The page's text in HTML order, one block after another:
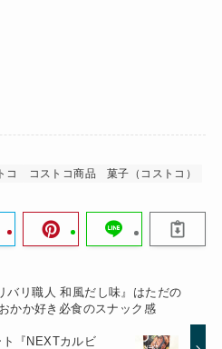
コ コストコ商品 菓子（コストコ）
バリ職人 和風だし味』はただの
かか好き必食のスナック感
『NEXTカルビ